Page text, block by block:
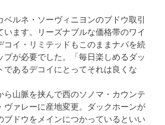
ルネ・ソーヴィニヨンのブドウ取引
います。リーズナブルな価格帯のワイ
コイ・リミテッドもこのままナパを続
プが必要でした。「毎日楽しめるダッ
であるデコイにとってそれは良くな
ら山脈を挟んで西のソノマ・カウンテ
ヴァレーに産地変更。ダックホーンが
ブドウをメインにつかっているといい